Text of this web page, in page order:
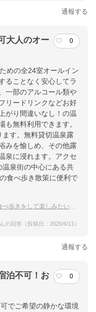
通報する
大人のオー
0
めの全24室オールイン
ることなく安心してラ
一部のアルコール類や
リードリンクなどお好
がり間違いなし！の温
も無料利用できます。
す。無料貸切温泉露
みを愉しめ、その他露
泉に浸れます。アクセ
泉街の中心にある共
食べ歩き散策に便利で
みたい！利便性の良いお勧めの宿を教えて！
の回答（投稿日：2025/6/11）
通報する
泊不可！お
0
でご希望の静かな環境